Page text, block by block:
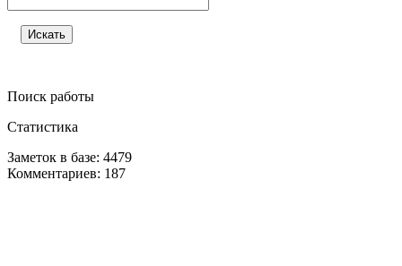
Поиск работы
Статистика
Заметок в базе: 4479
Комментариев: 187